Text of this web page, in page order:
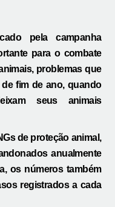
pela campanha
para o combate
problemas que
fim de ano, quando
seus animais
de proteção animal,
anualmente
os números também
registrados a cada